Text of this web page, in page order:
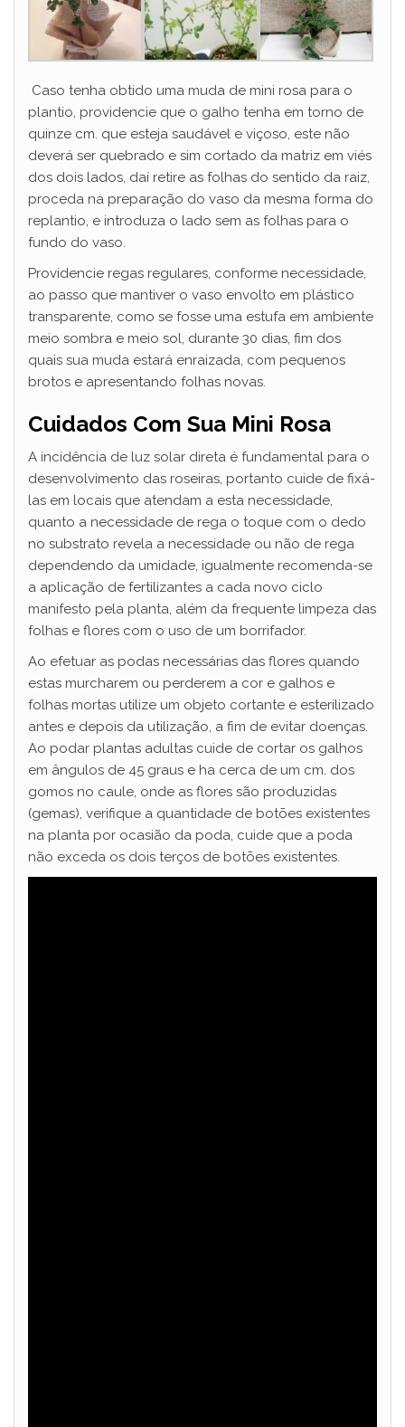
Caso tenha obtido uma muda de mini rosa para o
plantio, providencie que o galho tenha em torno de
quinze cm. que esteja saudável e viçoso, este não
deverá ser quebrado e sim cortado da matriz em viés
dos dois lados, daí retire as folhas do sentido da raiz,
proceda na preparação do vaso da mesma forma do
replantio, e introduza o lado sem as folhas para o
fundo do vaso.
Providencie regas regulares, conforme necessidade,
ao passo que mantiver o vaso envolto em plástico
transparente, como se fosse uma estufa em ambiente
meio sombra e meio sol, durante 30 dias, fim dos
quais sua muda estará enraizada, com pequenos
brotos e apresentando folhas novas.
Cuidados Com Sua Mini Rosa
A incidência de luz solar direta é fundamental para o
desenvolvimento das roseiras, portanto cuide de fixá-
las em locais que atendam a esta necessidade,
quanto a necessidade de rega o toque com o dedo
no substrato revela a necessidade ou não de rega
dependendo da umidade, igualmente recomenda-se
a aplicação de fertilizantes a cada novo ciclo
manifesto pela planta, além da frequente limpeza das
folhas e flores com o uso de um borrifador.
Ao efetuar as podas necessárias das flores quando
estas murcharem ou perderem a cor e galhos e
folhas mortas utilize um objeto cortante e esterilizado
antes e depois da utilização, a fim de evitar doenças.
Ao podar plantas adultas cuide de cortar os galhos
em ângulos de 45 graus e ha cerca de um cm. dos
gomos no caule, onde as flores são produzidas
(gemas), verifique a quantidade de botões existentes
na planta por ocasião da poda, cuide que a poda
não exceda os dois terços de botões existentes.